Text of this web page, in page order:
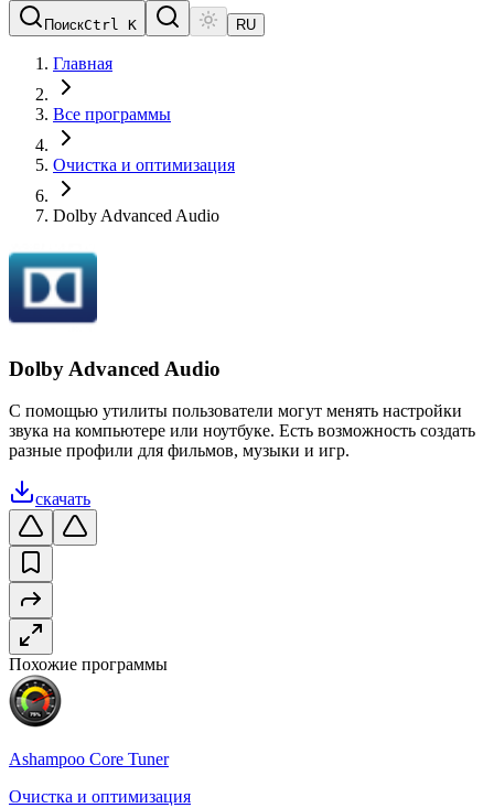
ПоискCtrl K RU
Главная
Все программы
Очистка и оптимизация
Dolby Advanced Audio
Dolby Advanced Audio
С помощью утилиты пользователи могут менять настройки
звука на компьютере или ноутбуке. Есть возможность создать
разные профили для фильмов, музыки и игр.
скачать
Похожие программы
Ashampoo Core Tuner
Очистка и оптимизация